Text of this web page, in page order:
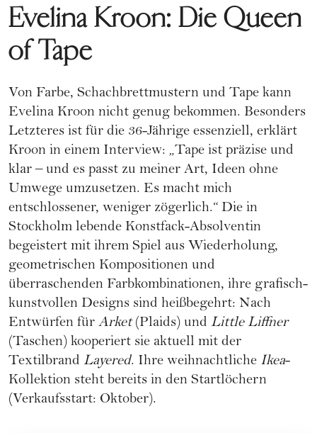
Evelina Kroon: Die Queen
of Tape
Von Farbe, Schachbrettmustern und Tape kann
Evelina Kroon nicht genug bekommen. Besonders
Letzteres ist für die 36-Jährige essenziell, erklärt
Kroon in einem Interview: „Tape ist präzise und
klar – und es passt zu meiner Art, Ideen ohne
Umwege umzusetzen. Es macht mich
entschlossener, weniger zögerlich.“ Die in
Stockholm lebende Konstfack-Absolventin
begeistert mit ihrem Spiel aus Wiederholung,
geometrischen Kompositionen und
überraschenden Farbkombinationen, ihre grafisch-
kunstvollen Designs sind heißbegehrt: Nach
Entwürfen für Arket(Plaids) und Little Liffner
(Taschen) kooperiert sie aktuell mit der
Textilbrand Layered. Ihre weihnachtliche Ikea-
Kollektion steht bereits in den Startlöchern
(Verkaufsstart: Oktober).